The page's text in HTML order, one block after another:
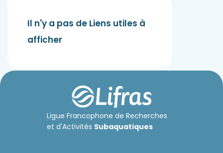
Il n'y a pas de Liens utiles à
afficher
Ligue Francophone de Recherches
et d'Activités Subaquatiques